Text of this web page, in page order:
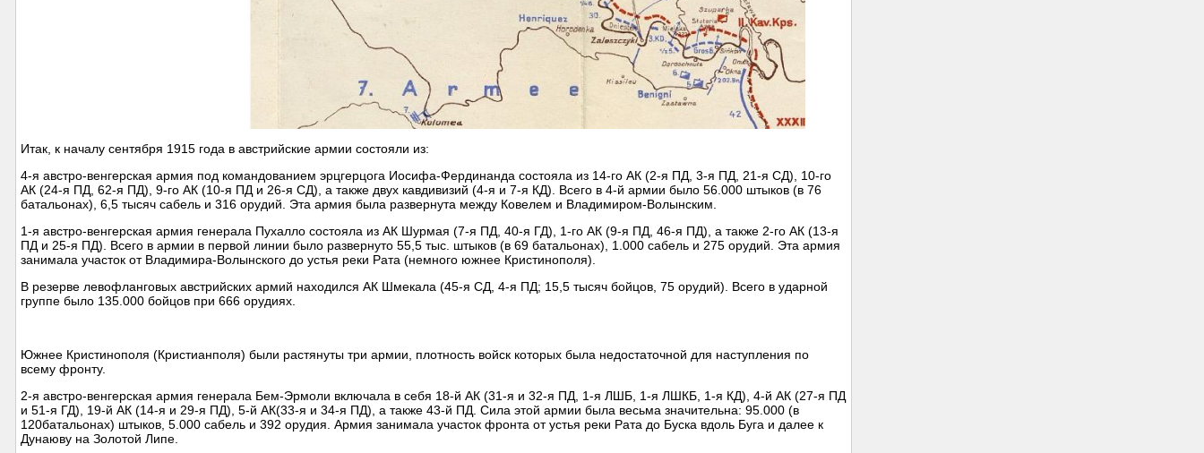
Итак, к началу сентября 1915 года в австрийские армии состояли из:
4-я австро-венгерская армия под командованием эрцгерцога Иосифа-Фердинанда состояла из 14-го АК (2-я ПД, 3-я ПД, 21-я СД), 10-го
АК (24-я ПД, 62-я ПД), 9-го АК (10-я ПД и 26-я СД), а также двух кавдивизий (4-я и 7-я КД). Всего в 4-й армии было 56.000 штыков (в 76
батальонах), 6,5 тысяч сабель и 316 орудий. Эта армия была развернута между Ковелем и Владимиром-Волынским.
1-я австро-венгерская армия генерала Пухалло состояла из АК Шурмая (7-я ПД, 40-я ГД), 1-го АК (9-я ПД, 46-я ПД), а также 2-го АК (13-я
ПД и 25-я ПД). Всего в армии в первой линии было развернуто 55,5 тыс. штыков (в 69 батальонах), 1.000 сабель и 275 орудий. Эта армия
занимала участок от Владимира-Волынского до устья реки Рата (немного южнее Кристинополя).
В резерве левофланговых австрийских армий находился АК Шмекала (45-я СД, 4-я ПД; 15,5 тысяч бойцов, 75 орудий). Всего в ударной
группе было 135.000 бойцов при 666 орудиях.
Южнее Кристинополя (Кристианполя) были растянуты три армии, плотность войск которых была недостаточной для наступления по
всему фронту.
2-я австро-венгерская армия генерала Бем-Эрмоли включала в себя 18-й АК (31-я и 32-я ПД, 1-я ЛШБ, 1-я ЛШКБ, 1-я КД), 4-й АК (27-я ПД
и 51-я ГД), 19-й АК (14-я и 29-я ПД), 5-й АК(33-я и 34-я ПД), а также 43-й ПД. Сила этой армии была весьма значительна: 95.000 (в
120батальонах) штыков, 5.000 сабель и 392 орудия. Армия занимала участок фронта от устья реки Рата до Буска вдоль Буга и далее к
Дунаюву на Золотой Липе.